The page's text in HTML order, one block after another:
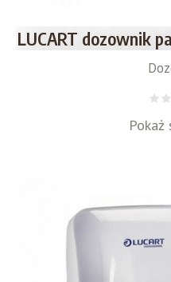
LUCART dozownik
Pokaż